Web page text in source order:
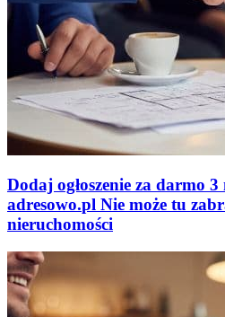
Dodaj ogłoszenie za darmo 3
adresowo.pl Nie może tu
nieruchomości